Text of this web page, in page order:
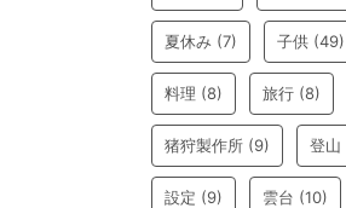
夏休み (7) 子供 (49)
料理 (8) 旅行 (8)
猪狩製作所 (9) 登山
設定 (9) 雲台 (10)